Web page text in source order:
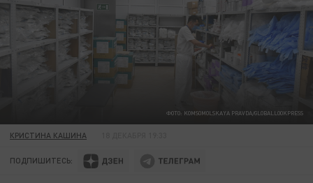
ФОТО: KOMSOMOLSKAYA PRAVDA/GLOBALLOOKPRESS
КРИСТИНА КАШИНА
ПОДПИШИТЕСЬ: